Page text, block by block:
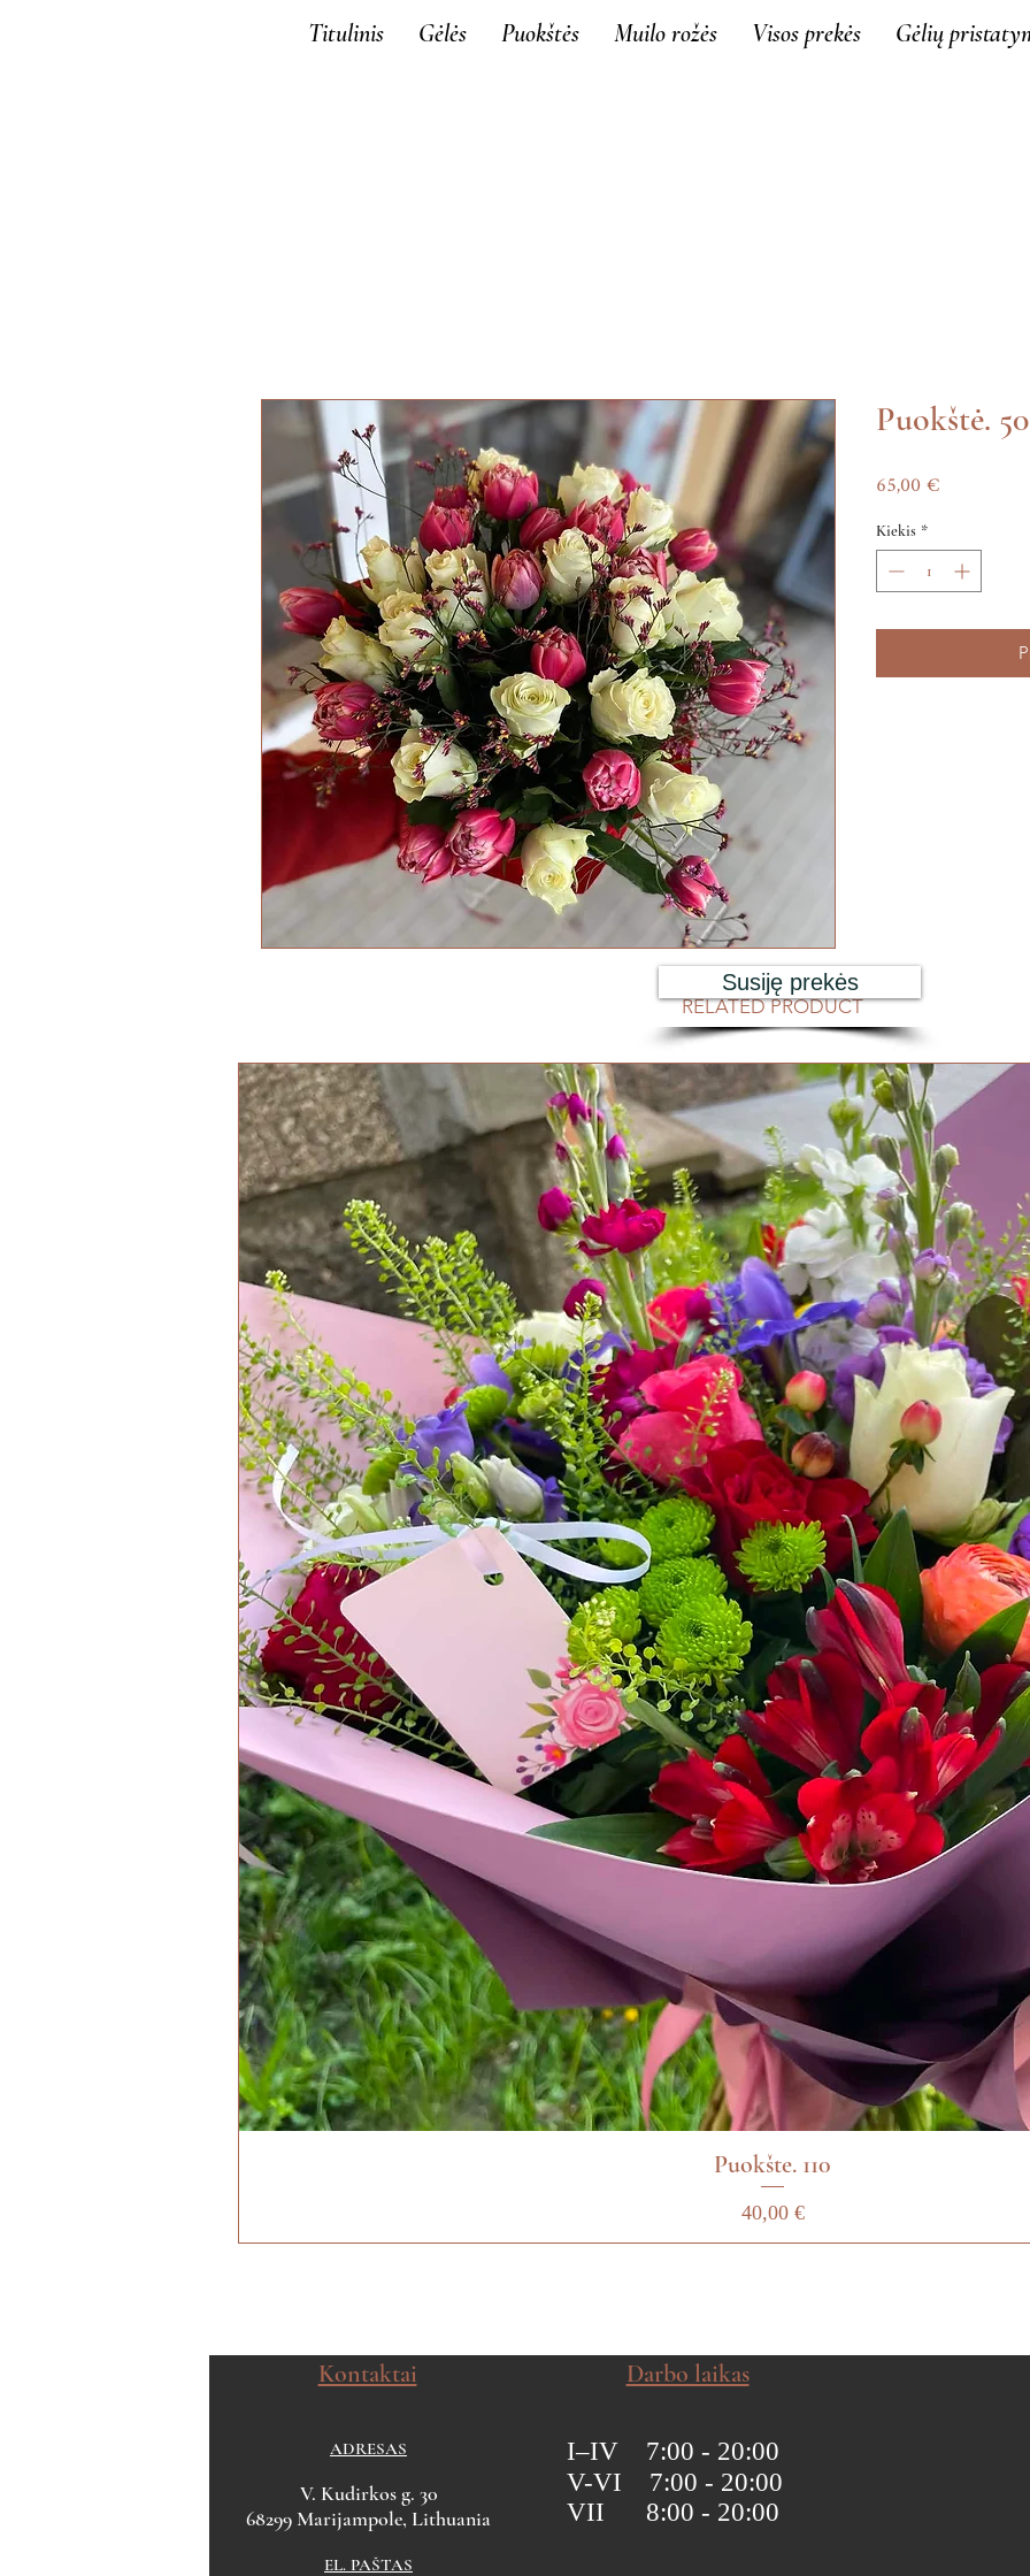
Titulinis Gėlės Puokštės Muilo rožės Visos prekės Gėlių
Puokštė. 50
65,00 €
Kiekis *
RELATED PRODUCT
Puokšte. 110
Kaina
40,00 €
Susiję prekės
Kontaktai
ADRESAS
V. Kudirkos g. 30
68299 Marijampole, Lithuania
EL. PAŠTAS
Darbo laikas
I–IV 7:00 - 20:00
V-VI 7:00 - 20:00
VII 8:00 - 20:00